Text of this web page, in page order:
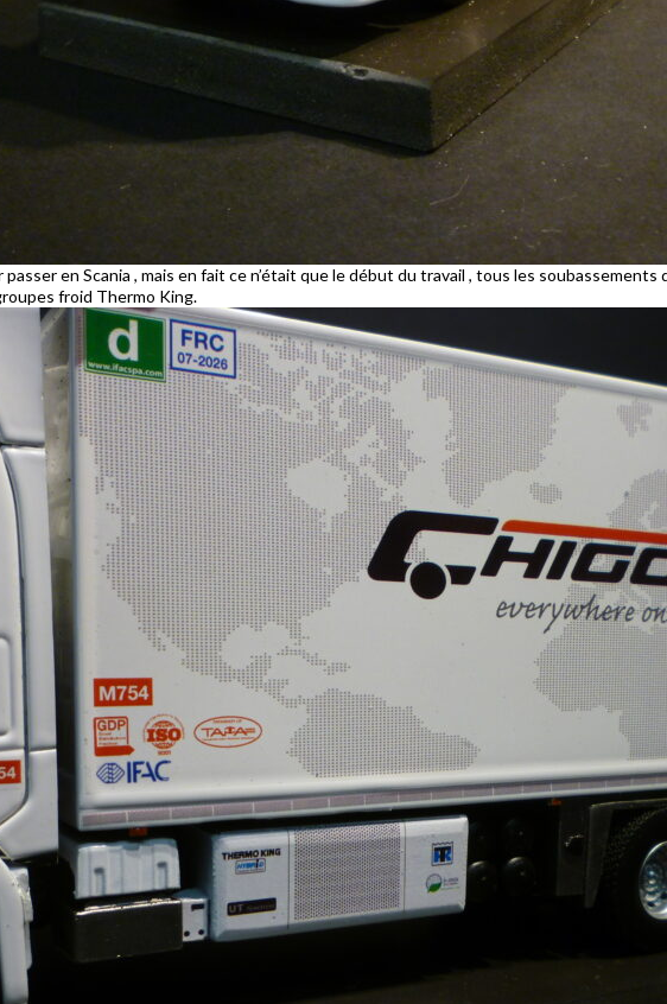
en Scania , mais en fait ce n’était que le début du travail , tous les soubassements
froid Thermo King.